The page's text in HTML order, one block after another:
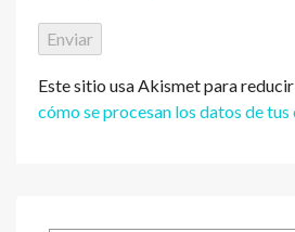
Este sitio usa Akismet para
cómo se procesan los datos de